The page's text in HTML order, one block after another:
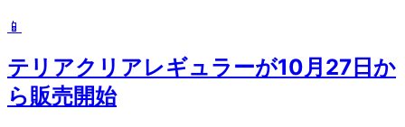
📱
テリアクリアレギュラーが10月27日か
ら販売開始